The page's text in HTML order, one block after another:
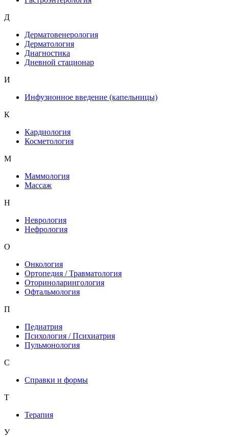
Д
Дерматовенерология
Дерматология
Диагностика
Дневной стационар
И
Инфузионное введение (капельницы)
К
Кардиология
Косметология
М
Маммология
Массаж
Н
Неврология
Нефрология
О
Онкология
Ортопедия / Травматология
Оториноларингология
Офтальмология
П
Педиатрия
Психология / Психиатрия
Пульмонология
С
Справки и формы
Т
Терапия
У